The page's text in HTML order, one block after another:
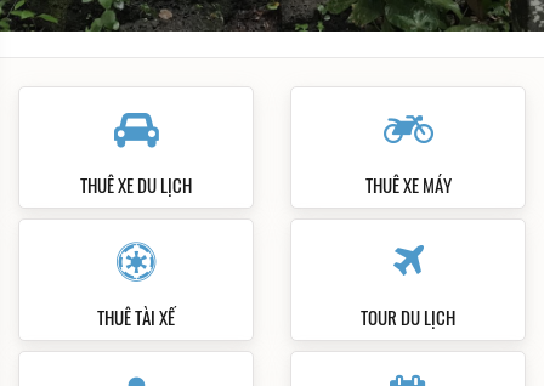
THUÊ XE DU LỊCH THUÊ XE MÁY
THUÊ TÀI XẾ TOUR DU LỊCH